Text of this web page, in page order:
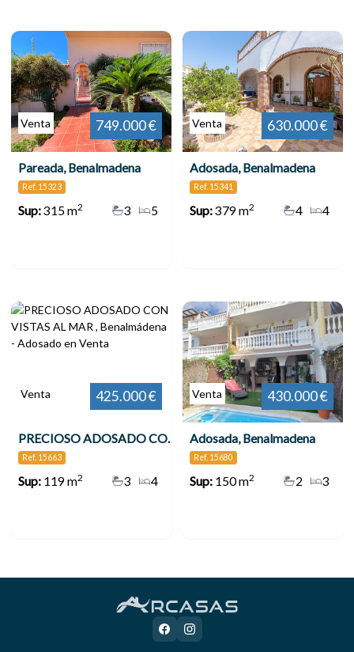
Venta 749.000 €
Pareada, Benalmadena
Ref. 15323
Sup:315 m2 5
3
Venta 630.000 €
Adosada, Benalmadena
Ref. 15341
Sup:379 m2 4
4
Venta 425.000 €
PRECIOSO ADOSADO CON VISTAS AL MAR , Benalmádena
Ref. 15663
Sup:119 m2 4
3
Venta 430.000 €
Adosada, Benalmadena
Ref. 15680
Sup:150 m2 3
2